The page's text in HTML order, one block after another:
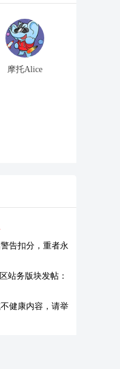
摩托Alice
告扣分，重者永
站务版块发帖：
健康内容，请举